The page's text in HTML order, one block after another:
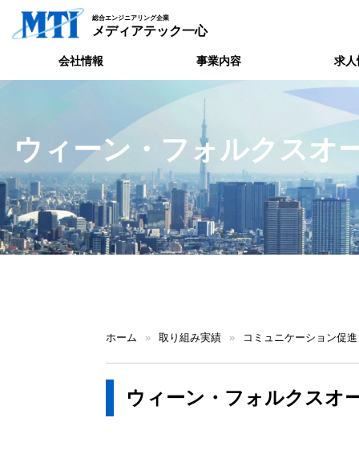
総合エンジニアリング企業
メディアテック一心
会社情報 事業内容 求人
ウィーン・フォルクスオ
ホーム » 取り組み実績 » コミュニケーション促進
ウィーン・フォルクスオ